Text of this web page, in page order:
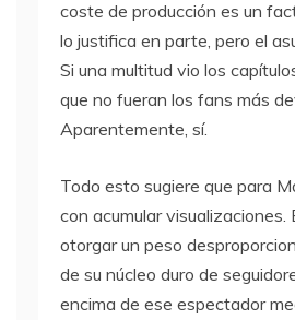
coste de producción es un
lo justifica en parte, pero el
Si una multitud vio los
que no fueran los fans más
Aparentemente, sí.
Todo esto sugiere que para
con acumular visualizaciones.
otorgar un peso
de su núcleo duro de
encima de ese espectador